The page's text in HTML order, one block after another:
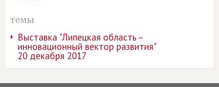
темы
Выставка "Липецкая область –
инновационный вектор развития"
20 декабря 2017